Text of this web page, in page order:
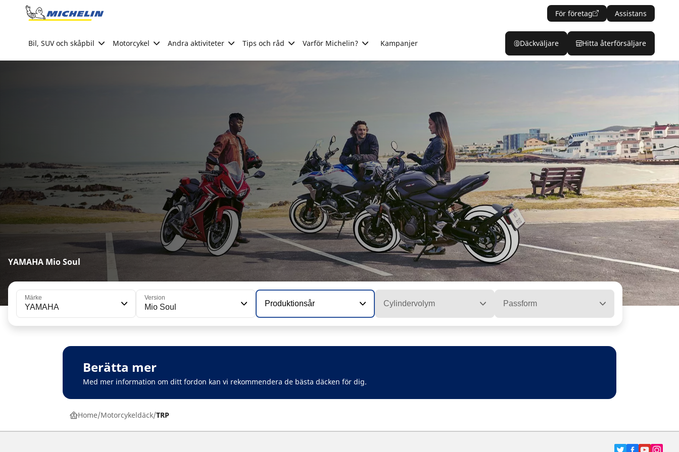
Go to page content
För företag Assistans
Bil, SUV och skåpbil Motorcykel Andra aktiviteter Tips och råd Varför Michelin? Kampanjer Däckväljare Hitta återförsäljare
YAMAHA Mio Soul
Märke
YAMAHA
Version
Mio Soul Produktionsår Cylindervolym Passform
Berätta mer
Med mer information om ditt fordon kan vi rekommendera de bästa däcken för dig.
Home Motorcykeldäck TRP